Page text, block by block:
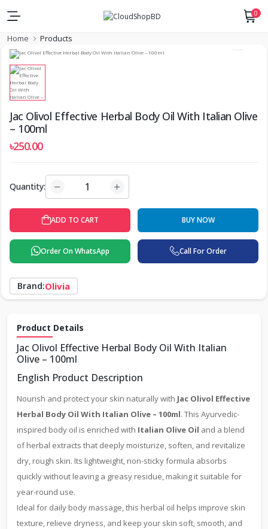
0
Home Products
Jac Olivol Effective Herbal Body Oil With Italian Olive
– 100ml
৳250.00
Quantity:
ADD TO CART BUY NOW
Order On WhatsApp Call For Order
Brand:Olivia
Product Details
Jac Olivol Effective Herbal Body Oil With Italian
Olive – 100ml
English Product Description
Nourish and protect your skin naturally with Jac Olivol Effective
Herbal Body Oil With Italian Olive – 100ml. This Ayurvedic-
inspired body oil is enriched with Italian Olive Oil and a blend
of herbal extracts that deeply moisturize, soften, and revitalize
dry, rough skin. Its lightweight, non-sticky formula absorbs
quickly without leaving a greasy residue, making it suitable for
year-round use.
Ideal for daily body massage, this herbal oil helps improve skin
texture, relieve dryness, and keep your skin soft, smooth, and